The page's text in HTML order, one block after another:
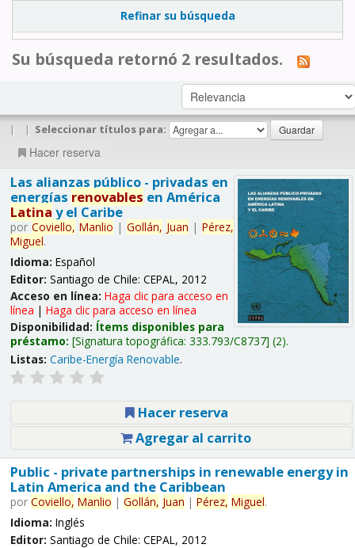
Refinar su búsqueda
Su búsqueda retornó 2 resultados.
| | Seleccionar títulos para:
Hacer reserva
Las alianzas público - privadas en
energías renovables en América
Latina y el Caribe
por Coviello, Manlio | Gollán, Juan | Pérez,
Miguel.
Idioma: Español
Editor: Santiago de Chile: CEPAL, 2012
Acceso en línea: Haga clic para acceso en
línea | Haga clic para acceso en línea
Disponibilidad: Ítems disponibles para
préstamo: Signatura topográfica: 333.793/C8737 (2).
Listas: Caribe-Energía Renovable.
Hacer reserva
Agregar al carrito
Public - private partnerships in renewable energy in
Latin America and the Caribbean
por Coviello, Manlio | Gollán, Juan | Pérez, Miguel.
Idioma: Inglés
Editor: Santiago de Chile: CEPAL, 2012